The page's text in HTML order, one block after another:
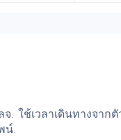
. ใช้เวลาเดินทางจาก
น์.